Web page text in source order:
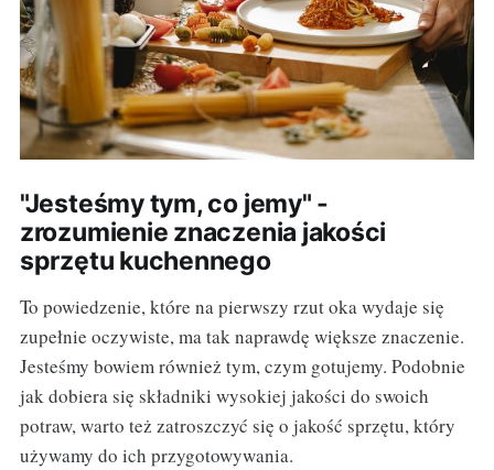
"Jesteśmy tym, co jemy" -
zrozumienie znaczenia jakości
sprzętu kuchennego
To powiedzenie, które na pierwszy rzut oka wydaje się
zupełnie oczywiste, ma tak naprawdę większe znaczenie.
Jesteśmy bowiem również tym, czym gotujemy. Podobnie
jak dobiera się składniki wysokiej jakości do swoich
potraw, warto też zatroszczyć się o jakość sprzętu, który
używamy do ich przygotowywania.